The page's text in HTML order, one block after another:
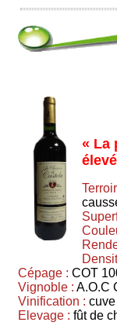
« La
Cépage : COT
Vignoble : A.O.C
Vinification :
Elevage : fût de